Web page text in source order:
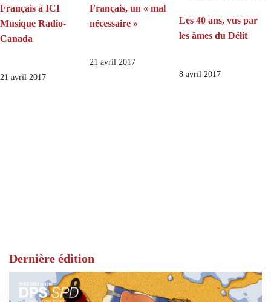
Français à ICI
Musique Radio-
Canada
21 avril 2017
Français, un « mal
nécessaire »
21 avril 2017
Les 40 ans, vus par
les âmes du Délit
8 avril 2017
Dernière édition